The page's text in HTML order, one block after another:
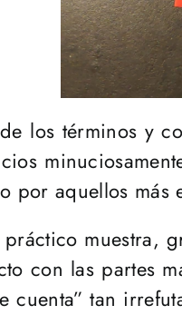
los términos y
por aquellos más
muestra,
con las partes
cuenta” tan